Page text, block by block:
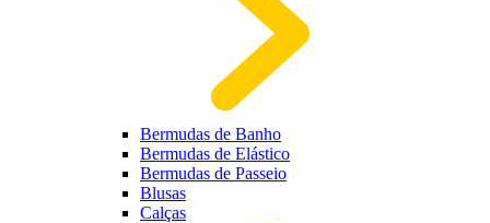
Bermudas de Banho
Bermudas de Elástico
Bermudas de Passeio
Blusas
Calças